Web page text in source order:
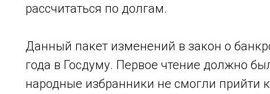
рассчитаться по долгам.
Данный пакет изменений в закон о
года в Госдуму. Первое чтение должно
народные избранники не смогли прийти к